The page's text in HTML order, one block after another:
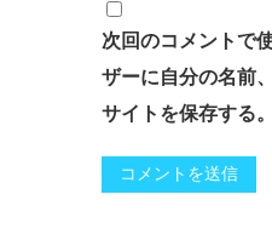
次回のコメントで
ザーに自分の名前
サイトを保存する。